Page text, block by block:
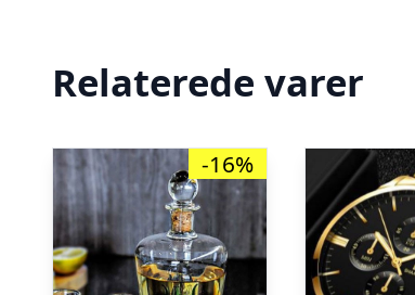
Relaterede varer
-16%